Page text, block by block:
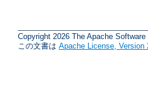
Copyright 2026 The Apache Software
この文書は Apache License, Version